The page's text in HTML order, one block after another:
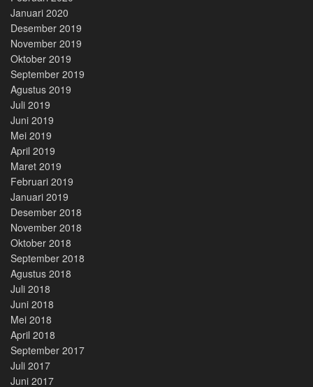
Januari 2020
Desember 2019
November 2019
Oktober 2019
September 2019
Agustus 2019
Juli 2019
Juni 2019
Mei 2019
April 2019
Maret 2019
Februari 2019
Januari 2019
Desember 2018
November 2018
Oktober 2018
September 2018
Agustus 2018
Juli 2018
Juni 2018
Mei 2018
April 2018
September 2017
Juli 2017
Juni 2017